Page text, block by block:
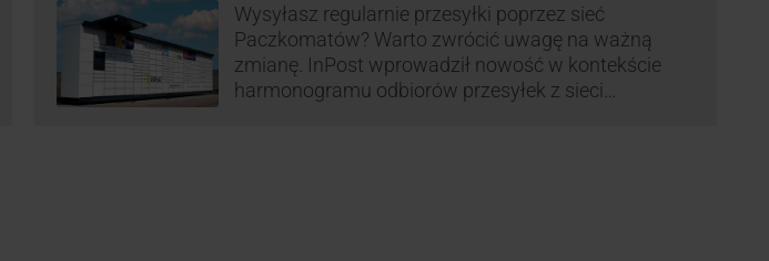
Wysyłasz regularnie przesyłki poprzez sieć
Paczkomatów? Warto zwrócić uwagę na ważną
zmianę. InPost wprowadził nowość w kontekście
harmonogramu odbiorów przesyłek z sieci